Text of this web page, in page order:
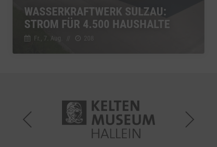
WASSERKRAFTWERK SULZAU:
STROM FÜR 4.500 HAUSHALTE
Fr., 7. Aug.